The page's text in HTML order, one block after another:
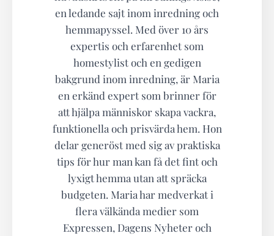
en ledande sajt inom inredning och
hemmapyssel. Med över 10 års
expertis och erfarenhet som
homestylist och en gedigen
bakgrund inom inredning, är Maria
en erkänd expert som brinner för
att hjälpa människor skapa vackra,
funktionella och prisvärda hem. Hon
delar generöst med sig av praktiska
tips för hur man kan få det fint och
lyxigt hemma utan att spräcka
budgeten. Maria har medverkat i
flera välkända medier som
Expressen, Dagens Nyheter och